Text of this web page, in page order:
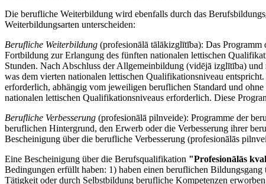
Die berufliche Weiterbildung wird ebenfalls durch das
Weiterbildungsarten unterscheiden:
Berufliche Weiterbildung (profesionālā tālākizglītība): Das Programm
Fortbildung zur Erlangung des fünften nationalen lettischen
Stunden. Nach Abschluss der Allgemeinbildung (vidējā izglītība)
was dem vierten nationalen lettischen Qualifikationsniveau
erforderlich, abhängig vom jeweiligen beruflichen Standard und
nationalen lettischen Qualifikationsniveaus erforderlich. Diese
Berufliche Verbesserung (profesionālā pilnveide): Programme der
beruflichen Hintergrund, den Erwerb oder die Verbesserung ihrer
Bescheinigung über die berufliche Verbesserung (profesionālās
Eine Bescheinigung über die Berufsqualifikation "Profesionālās
Bedingungen erfüllt haben: 1) haben einen beruflichen
Tätigkeit oder durch Selbstbildung berufliche Kompetenzen